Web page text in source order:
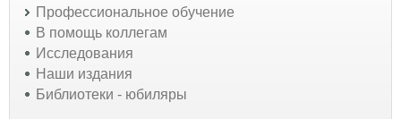
Профессиональное обучение
В помощь коллегам
Исследования
Наши издания
Библиотеки - юбиляры